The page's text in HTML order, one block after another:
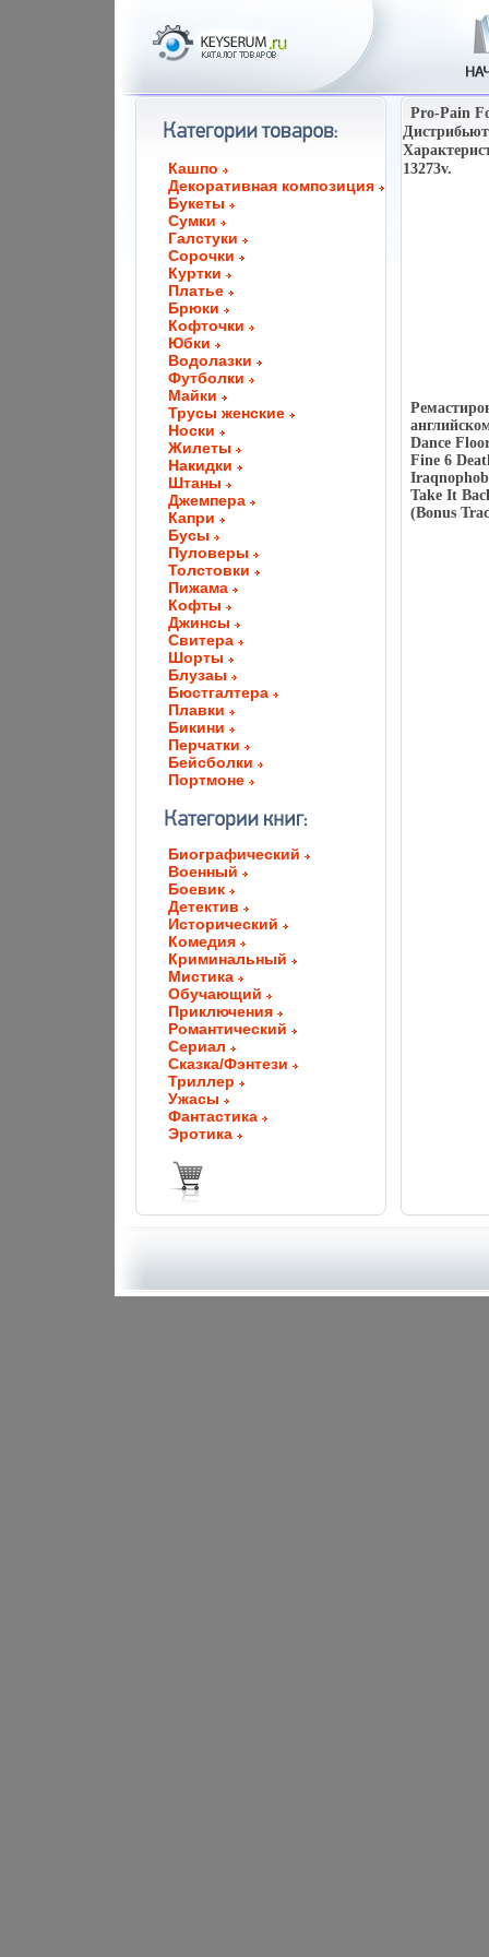
Кашпо
Декоративная композиция
Букеты
Сумки
Галстуки
Сорочки
Куртки
Платье
Брюки
Кофточки
Юбки
Водолазки
Футболки
Майки
Трусы женские
Носки
Жилеты
Накидки
Штаны
Джемпера
Капри
Бусы
Пуловеры
Толстовки
Пижама
Кофты
Джинсы
Свитера
Шорты
Блузаы
Бюстгалтера
Плавки
Бикини
Перчатки
Бейсболки
Портмоне
Биографический
Военный
Боевик
Детектив
Исторический
Комедия
Криминальный
Мистика
Обучающий
Приключения
Романтический
Сериал
Сказка/Фэнтези
Триллер
Ужасы
Фантастика
Эротика
Pro-Pain
13273v.
Dance
Fine 6
Take It
(Bonus